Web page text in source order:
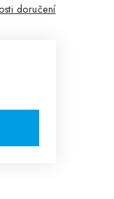
doručení